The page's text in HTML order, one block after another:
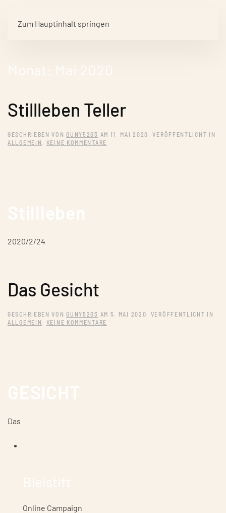
Zum Hauptinhalt springen
Monat: Mai 2020
Stillleben Teller
GESCHRIEBEN VONGUNY5203 AM 11. MAI 2020 . VERÖFFENTLICHT IN
ALLGEMEIN . KEINE KOMMENTARE
2020/2/24
Das Gesicht
GESCHRIEBEN VONGUNY5203 AM 5. MAI 2020. VERÖFFENTLICHT IN
ALLGEMEIN . KEINE KOMMENTARE
Das
Online Campaign